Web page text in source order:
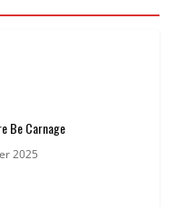
Be Carnage
2025